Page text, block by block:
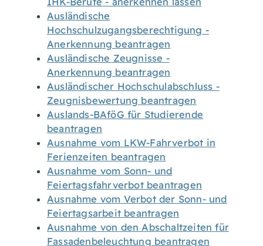
Ausländische
Hochschulzugangsberechtigung -
Anerkennung beantragen
Ausländische Zeugnisse -
Anerkennung beantragen
Ausländischer Hochschulabschluss -
Zeugnisbewertung beantragen
Auslands-BAföG für Studierende
beantragen
Ausnahme vom LKW-Fahrverbot in
Ferienzeiten beantragen
Ausnahme vom Sonn- und
Feiertagsfahrverbot beantragen
Ausnahme vom Verbot der Sonn- und
Feiertagsarbeit beantragen
Ausnahme von den Abschaltzeiten für
Fassadenbeleuchtung beantragen